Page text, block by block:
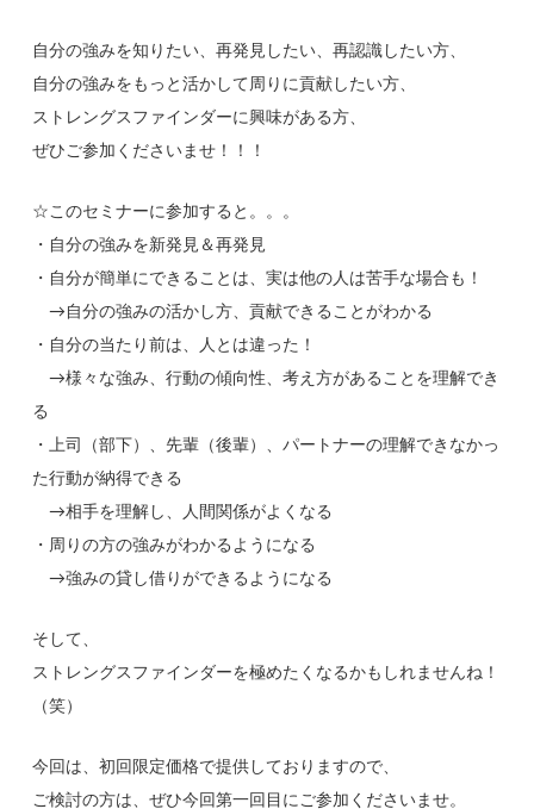
自分の強みを知りたい、再発見したい、再認識したい方、
自分の強みをもっと活かして周りに貢献したい方、
ストレングスファインダーに興味がある方、
ぜひご参加くださいませ！！！
☆このセミナーに参加すると。。。
・自分の強みを新発見＆再発見
・自分が簡単にできることは、実は他の人は苦手な場合も！
→自分の強みの活かし方、貢献できることがわかる
・自分の当たり前は、人とは違った！
→様々な強み、行動の傾向性、考え方があることを理解でき
る
・上司（部下）、先輩（後輩）、パートナーの理解できなかっ
た行動が納得できる
→相手を理解し、人間関係がよくなる
・周りの方の強みがわかるようになる
→強みの貸し借りができるようになる
そして、
ストレングスファインダーを極めたくなるかもしれませんね！
（笑）
今回は、初回限定価格で提供しておりますので、
ご検討の方は、ぜひ今回第一回目にご参加くださいませ。